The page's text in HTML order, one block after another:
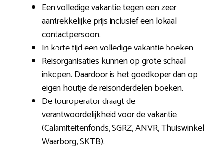
Een volledige vakantie tegen een zeer
aantrekkelijke prijs inclusief een lokaal
contactpersoon.
In korte tijd een volledige vakantie boeken.
Reisorganisaties kunnen op grote schaal
inkopen. Daardoor is het goedkoper dan op
eigen houtje de reisonderdelen boeken.
De touroperator draagt de
verantwoordelijkheid voor de vakantie
(Calamiteitenfonds, SGRZ, ANVR, Thuiswinkel
Waarborg, SKTB).